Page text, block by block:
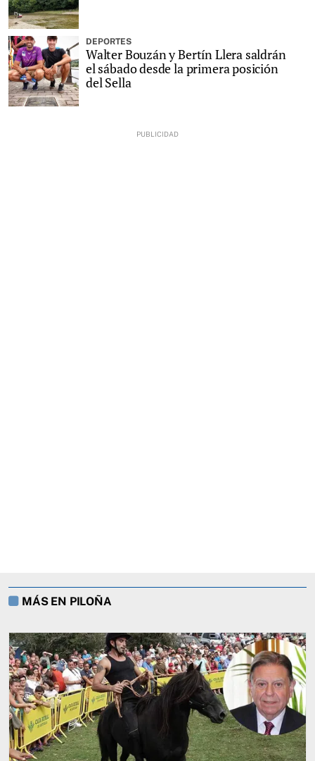
DEPORTES
Walter Bouzán y Bertín Llera saldrán
el sábado desde la primera posición
del Sella
MÁS EN PILOÑA